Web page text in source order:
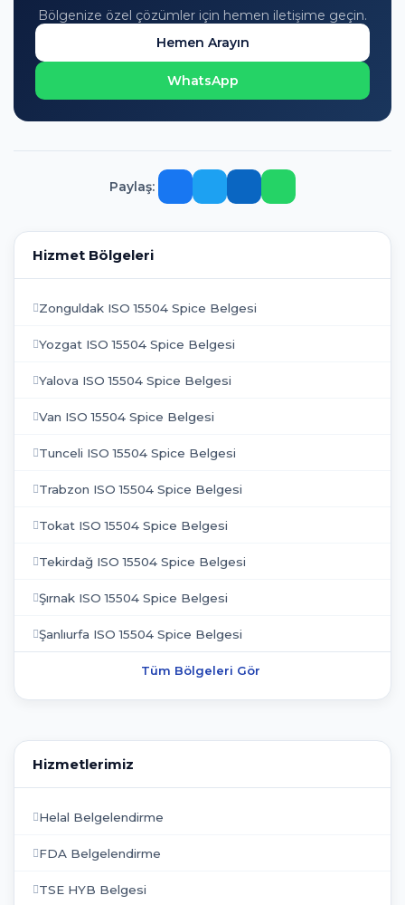
Bölgenize özel çözümler için hemen iletişime geçin.
Hemen Arayın
WhatsApp
Paylaş:
Hizmet Bölgeleri
Zonguldak ISO 15504 Spice Belgesi
Yozgat ISO 15504 Spice Belgesi
Yalova ISO 15504 Spice Belgesi
Van ISO 15504 Spice Belgesi
Tunceli ISO 15504 Spice Belgesi
Trabzon ISO 15504 Spice Belgesi
Tokat ISO 15504 Spice Belgesi
Tekirdağ ISO 15504 Spice Belgesi
Şırnak ISO 15504 Spice Belgesi
Şanlıurfa ISO 15504 Spice Belgesi
Tüm Bölgeleri Gör
Hizmetlerimiz
Helal Belgelendirme
FDA Belgelendirme
TSE HYB Belgesi